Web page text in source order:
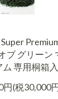
ブ グリーン
専用桐箱
円(税30,000